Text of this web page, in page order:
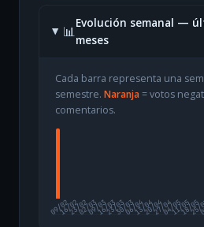
📊
Evolución semanal —
meses
Cada barra representa una
semestre. Naranja= votos
comentarios.
09/02
16/0223/0202/0309/0316/0323/0330/0306/0413/0420/0427/0404/0511/0518/05